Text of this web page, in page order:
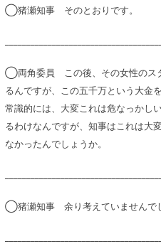
◯猪瀬知事 そのとおりです。
◯両角委員 この後、その女性のス
るんですが、この五千万という大金
常識的には、大変これは危なっかし
るわけなんですが、知事はこれは大
なかったんでしょうか。
◯猪瀬知事 余り考えていませんで